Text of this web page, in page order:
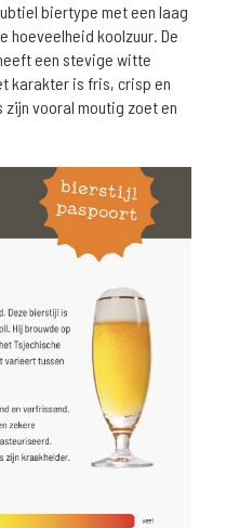
biertype met een laag
hoeveelheid koolzuur. De
een stevige witte
karakter is fris, crisp en
vooral moutig zoet en